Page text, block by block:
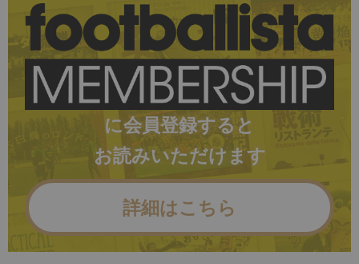
に会員登録すると
お読みいただけます
詳細はこちら